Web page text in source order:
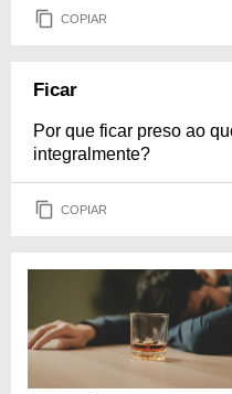
COPIAR
Ficar
Por que ficar preso ao
integralmente?
COPIAR